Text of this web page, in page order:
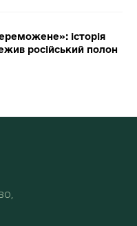
історія
російський полон